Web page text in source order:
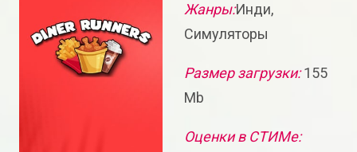
Жанры:Инди,
Симуляторы
Размер загрузки:155
Mb
Оценки в СТИМе: